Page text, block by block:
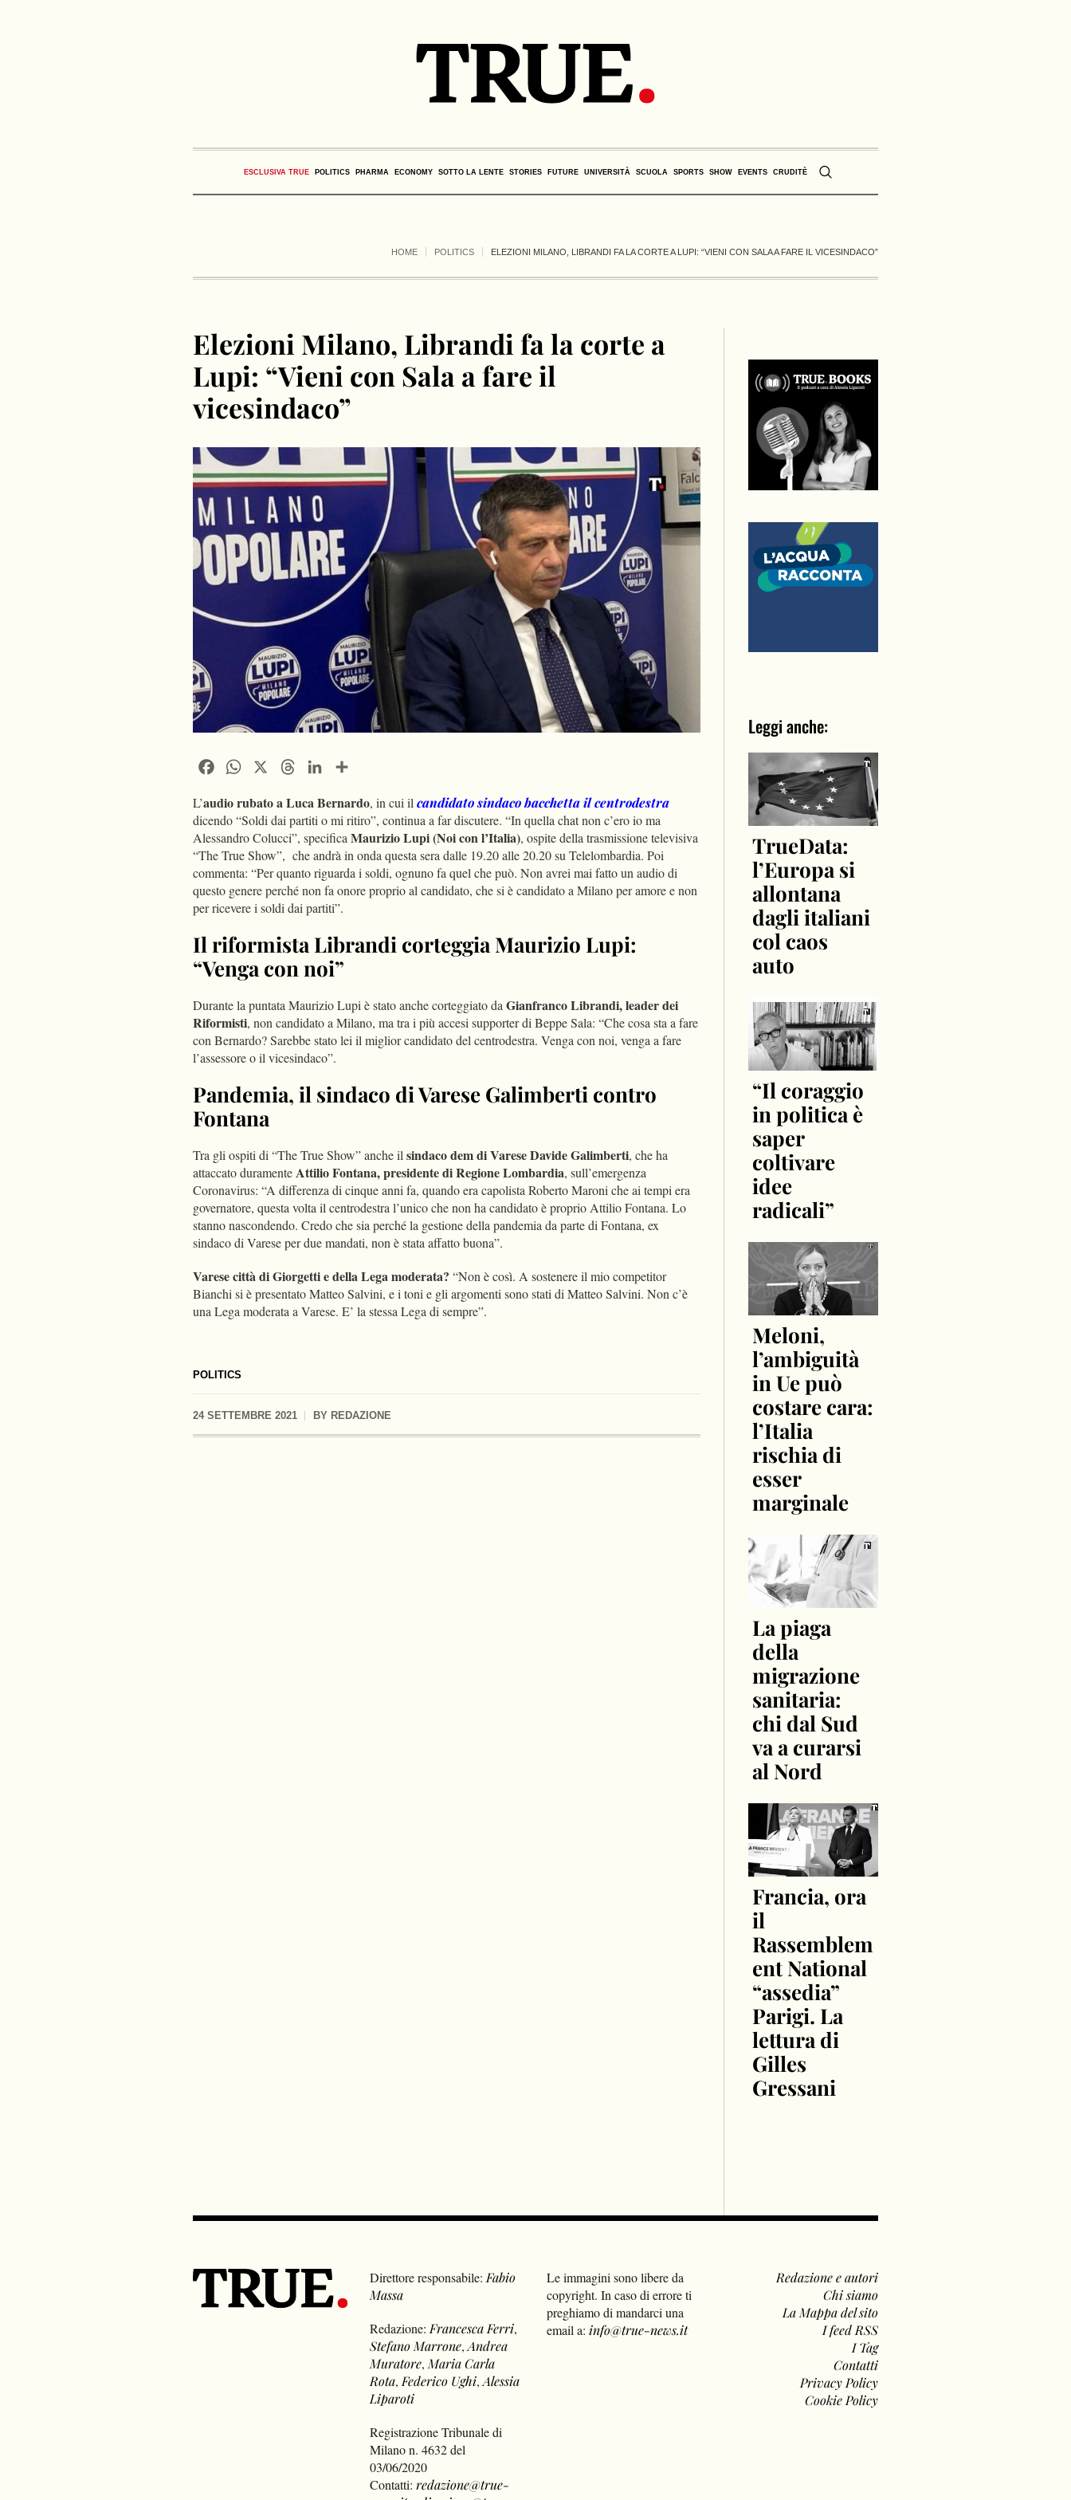
ESCLUSIVA TRUE POLITICS PHARMA ECONOMY SOTTO LA LENTE STORIES FUTURE UNIVERSITÀ SCUOLA SPORTS SHOW EVENTS CRUDITÈ
HOME POLITICS ELEZIONI MILANO, LIBRANDI FA LA CORTE A LUPI: “VIENI CON SALA A FARE IL VICESINDACO”
POLITICS
Elezioni Milano, Librandi fa la corte a
Lupi: “Vieni con Sala a fare il
vicesindaco”
24 SETTEMBRE 2021 BY REDAZIONE
FacebookWhatsApp ThreadsLinkedIn
L’audio rubato a Luca Bernardo, in cui ilcandidato sindaco bacchetta il centrodestra
dicendo “Soldi dai partiti o mi ritiro”, continua a far discutere. “In quella chat non c’ero io ma
Alessandro Colucci”, specificaMaurizio Lupi (Noi con l’Italia), ospite della trasmissione televisiva
“The True Show”, che andrà in onda questa sera dalle 19.20 alle 20.20 su Telelombardia. Poi
commenta: “Per quanto riguarda i soldi, ognuno fa quel che può. Non avrei mai fatto un audio di
questo genere perché non fa onore proprio al candidato, che si è candidato a Milano per amore e non
per ricevere i soldi dai partiti”.
Il riformista Librandi corteggia Maurizio Lupi:
“Venga con noi”
Durante la puntata Maurizio Lupi è stato anche corteggiato daGianfranco Librandi, leader dei
Riformisti, non candidato a Milano, ma tra i più accesi supporter di Beppe Sala: “Che cosa sta a fare
con Bernardo? Sarebbe stato lei il miglior candidato del centrodestra. Venga con noi, venga a fare
l’assessore o il vicesindaco”.
Pandemia, il sindaco di Varese Galimberti contro
Fontana
Tra gli ospiti di “The True Show” anche ilsindaco dem di Varese Davide Galimberti, che ha
attaccato duramenteAttilio Fontana, presidente di Regione Lombardia, sull’emergenza
Coronavirus: “A differenza di cinque anni fa, quando era capolista Roberto Maroni che ai tempi era
governatore, questa volta il centrodestra l’unico che non ha candidato è proprio Attilio Fontana. Lo
stanno nascondendo. Credo che sia perché la gestione della pandemia da parte di Fontana, ex
sindaco di Varese per due mandati, non è stata affatto buona”.
Varese città di Giorgetti e della Lega moderata? “Non è così. A sostenere il mio competitor
Bianchi si è presentato Matteo Salvini, e i toni e gli argomenti sono stati di Matteo Salvini. Non c’è
una Lega moderata a Varese. E’ la stessa Lega di sempre”.
Leggi anche:
TrueData:
l’Europa si
allontana
dagli italiani
col caos
auto
“Il coraggio
in politica è
saper
coltivare
idee
radicali”
Meloni,
l’ambiguità
in Ue può
costare cara:
l’Italia
rischia di
esser
marginale
La piaga
della
migrazione
sanitaria:
chi dal Sud
va a curarsi
al Nord
Francia, ora
il
Rassemblem
ent National
“assedia”
Parigi. La
lettura di
Gilles
Gressani
Direttore responsabile: Fabio
Massa
Redazione: Francesca Ferri,
Stefano Marrone,Andrea
Muratore, Maria Carla
Rota, Federico Ughi,Alessia
Liparoti
Registrazione Tribunale di
Milano n. 4632 del
03/06/2020
Contatti:redazione@true-
Le immagini sono libere da
copyright. In caso di errore ti
preghiamo di mandarci una
email a: info@true-news.it
Redazione e autori
Chi siamo
La Mappa del sito
I feed RSS
I Tag
Contatti
Privacy Policy
Cookie Policy